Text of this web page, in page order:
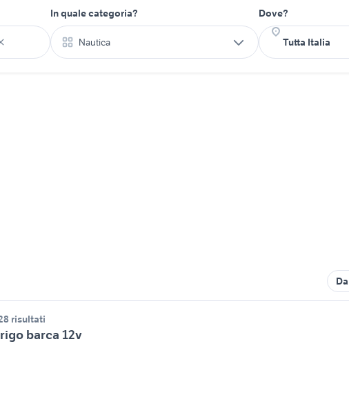
In quale categoria?
Nautica
Dove?
risultati
barca 12v